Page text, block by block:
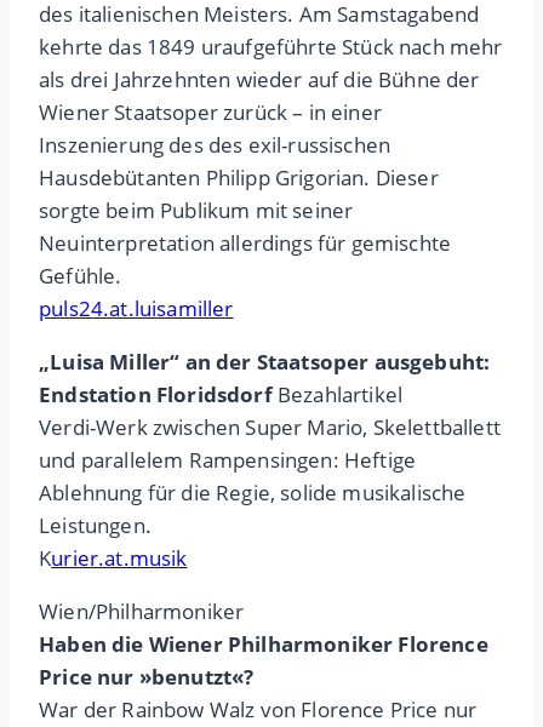
des italienischen Meisters. Am Samstagabend
kehrte das 1849 uraufgeführte Stück nach mehr
als drei Jahrzehnten wieder auf die Bühne der
Wiener Staatsoper zurück – in einer
Inszenierung des des exil-russischen
Hausdebütanten Philipp Grigorian. Dieser
sorgte beim Publikum mit seiner
Neuinterpretation allerdings für gemischte
Gefühle.
puls24.at.luisamiller
„Luisa Miller“ an der Staatsoper ausgebuht:
Endstation FloridsdorfBezahlartikel
Verdi-Werk zwischen Super Mario, Skelettballett
und parallelem Rampensingen: Heftige
Ablehnung für die Regie, solide musikalische
Leistungen.
Kurier.at.musik
Wien/Philharmoniker
Haben die Wiener Philharmoniker Florence
Price nur »benutzt«?
War der Rainbow Walz von Florence Price nur